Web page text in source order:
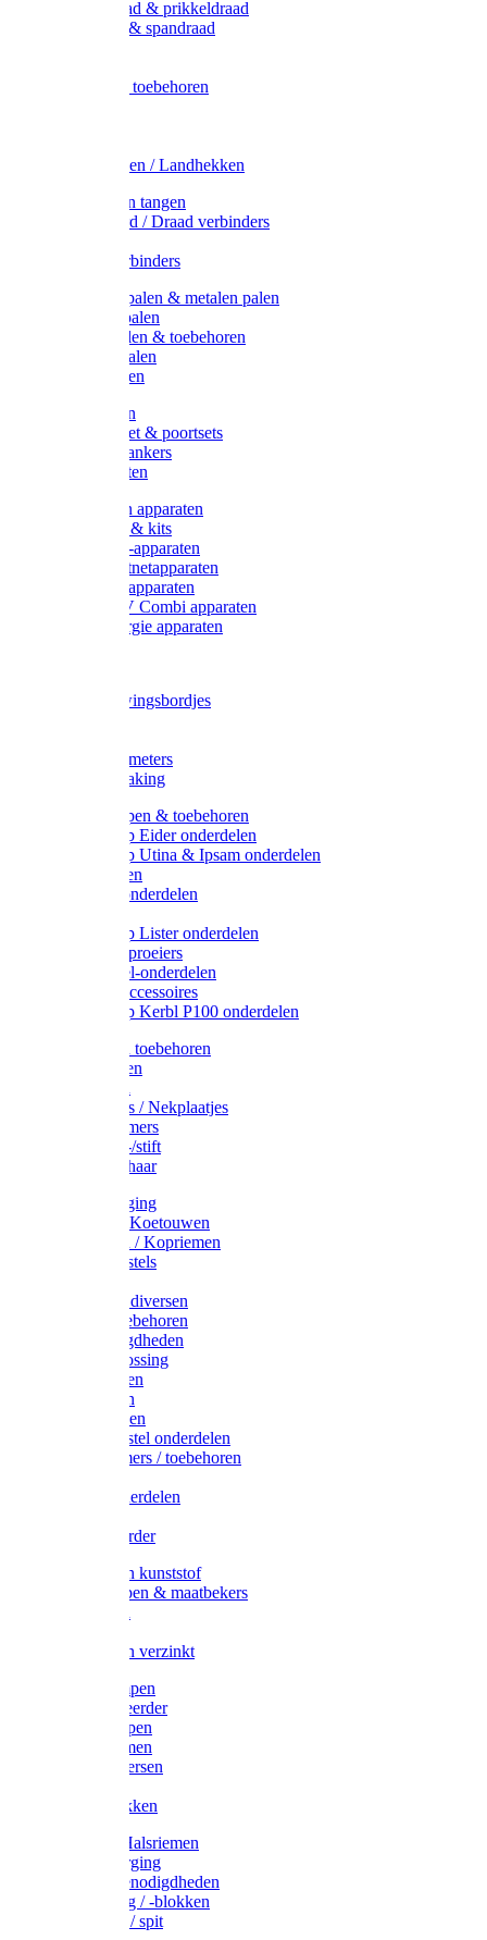
Metaal draad & prikkeldraad
Binddraad & spandraad
Afrasternet toebehoren
Weidehekken / Landhekken
Spanners en tangen
Lint / Koord / Draad verbinders
Litzclip verbinders
Recycling palen & metalen palen
Kunststof palen
T-Post t-palen & toebehoren
Glasfiber palen
Houten palen
Poortgrepen
Doorgangset & poortsets
Poortgreepankers
Weidepoorten
Onderdelen apparaten
Starter sets & kits
9V Batterij-apparaten
230V Lichtnetapparaten
12V Accu-apparaten
230V / 12V Combi apparaten
Zonne-energie apparaten
Waarschuwingsbordjes
Wegers en meters
Video bewaking
Weidepompen & toebehoren
Weidepomp Eider onderdelen
Weidepomp Utina & Ipsam onderdelen
Drinkbakken
Drinkbak onderdelen
Weidepomp Lister onderdelen
Nippels / Sproeiers
Drinknippel-onderdelen
Drinkbak accessoires
Weidepomp Kerbl P100 onderdelen
Oormerken toebehoren
Enkelbanden
Halsplaatjes / Nekplaatjes
Kokernummers
Merkspray-/stift
Veemerkschaar
Uierverzorging
Halsters & Koetouwen
Halsriemen / Kopriemen
Koerugborstels
Koe / Stier diversen
Melkers toebehoren
Stalbenodigdheden
Kalververlossing
Stierenringen
Onthoornen
Kalverflessen
Koerugborstel onderdelen
Kalveremmers / toebehoren
Koelift onderdelen
Uieronthaarder
Voerbakken kunststof
Voerscheppen & maatbekers
Voerbakken verzinkt
Warmtelampen
Staartcoupeerder
Biggenkappen
Neuskrammen
Varken diversen
Varkensbakken
Halsters / Halsriemen
Hoefverzorging
Lammer benodigdheden
Ramdektuig / -blokken
Vastzetpen / spit